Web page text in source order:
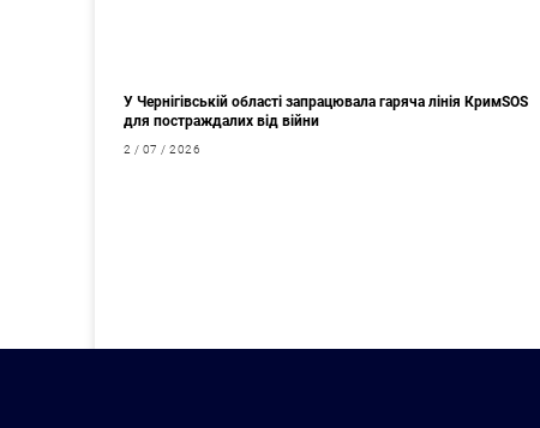
У Чернігівській області запрацювала гаряча лінія КримSOS
для постраждалих від війни
2 / 07 / 2026